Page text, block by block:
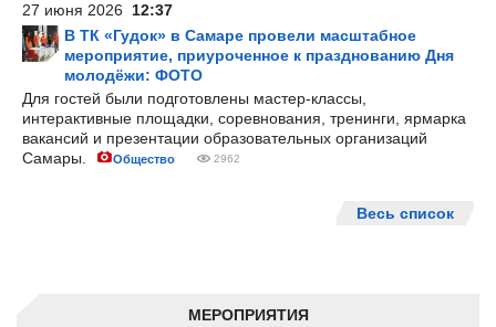
МЕРОПРИЯТИЯ
27 июня 2026 12:37
В ТК «Гудок» в Самаре провели масштабное
мероприятие, приуроченное к празднованию Дня
молодёжи: ФОТО
Для гостей были подготовлены мастер-классы,
интерактивные площадки, соревнования, тренинги, ярмарка
вакансий и презентации образовательных организаций
Самары.
Общество 2962
Весь список